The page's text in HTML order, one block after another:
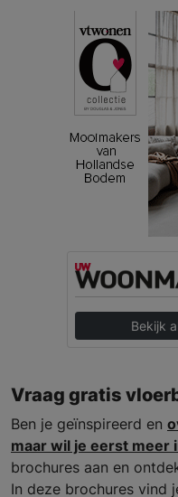
Bekijk
Vraag gratis
Ben je geïnspireerd en
maar wil je eerst meer
brochures aan en
In deze brochures vind